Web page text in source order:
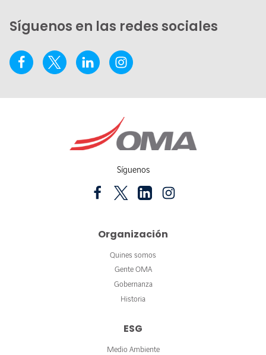
Síguenos en las redes sociales
Síguenos
Organización
Quines somos
Gente OMA
Gobernanza
Historia
ESG
Medio Ambiente